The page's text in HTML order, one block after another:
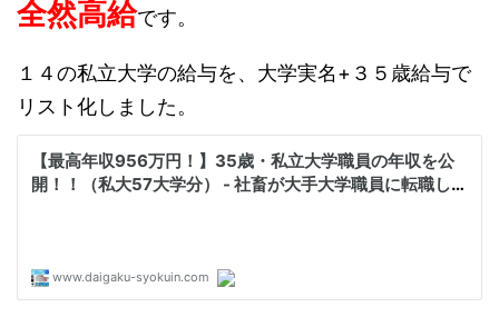
全然高給です。
１４の私立大学の給与を、大学実名+３５歳給与で
リスト化しました。